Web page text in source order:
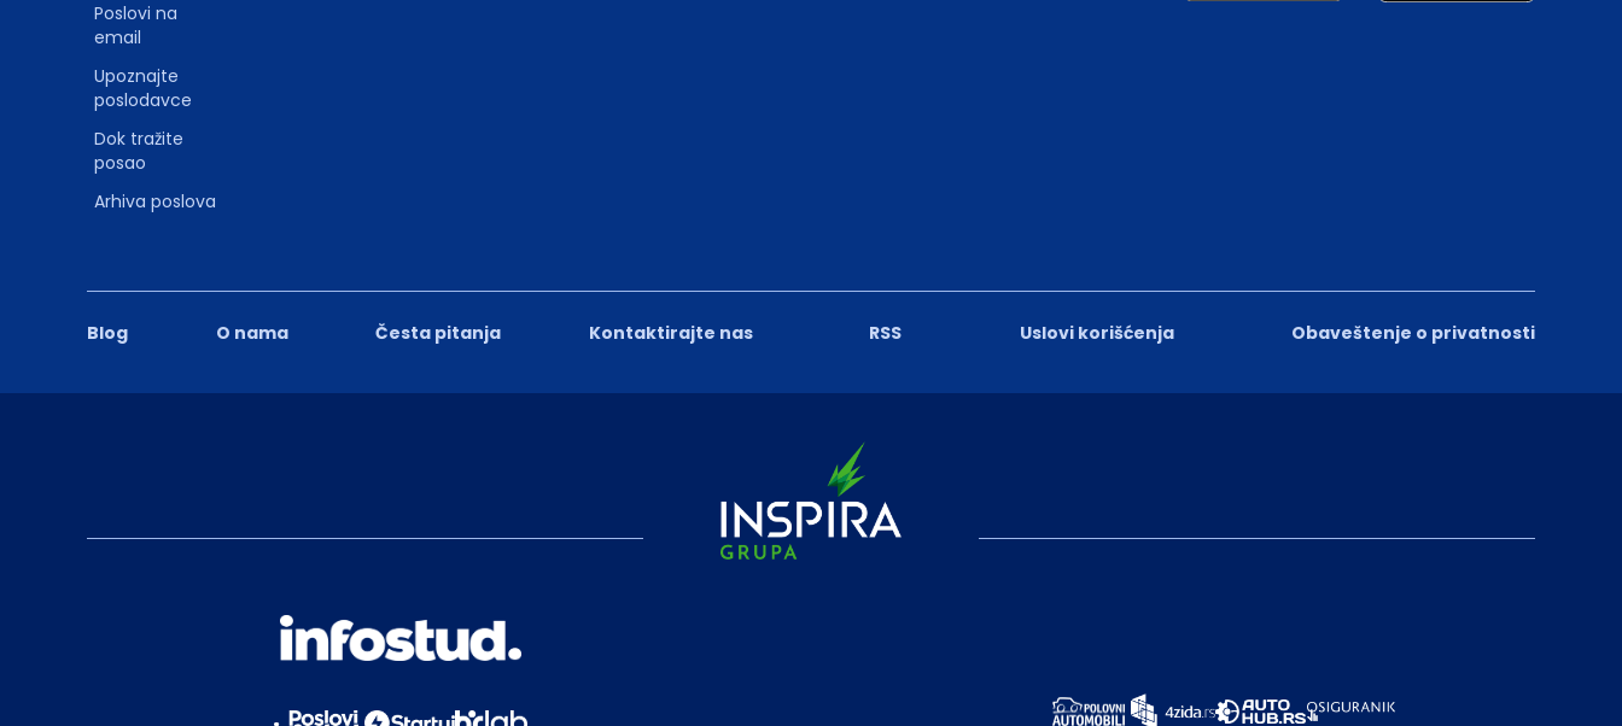
Blog O nama Česta pitanja Kontaktirajte nas RSS Uslovi korišćenja Obaveštenje o privatnosti
Poslovi na
email
Upoznajte
poslodavce
Dok tražite
posao
Arhiva poslova